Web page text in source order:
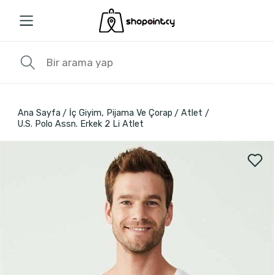
Ana Sayfa İç Giyim, Pijama Ve Çorap
Atlet
U.S. Polo Assn. Erkek 2 Li Atlet